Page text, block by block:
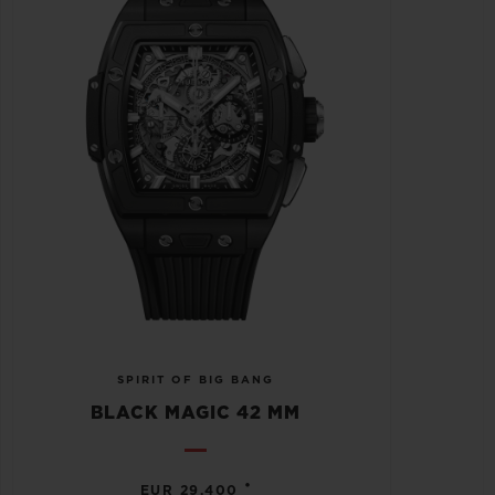
SPIRIT OF BIG BANG
BLACK MAGIC 42 MM
EUR 29,400 •